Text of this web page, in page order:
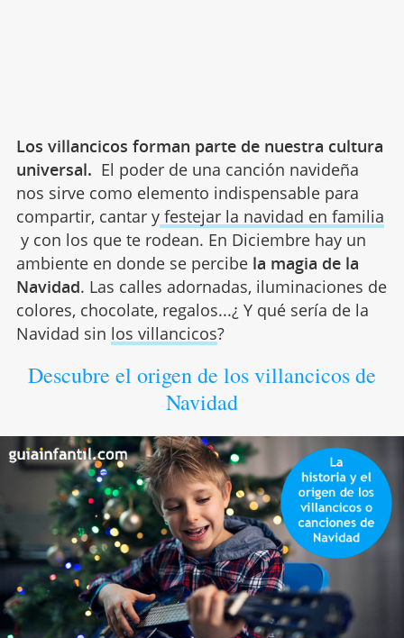
Los villancicos forman parte de nuestra cultura
universal. El poder de una canción navideña
nos sirve como elemento indispensable para
compartir, cantar yfestejar la navidad en familia
y con los que te rodean. En Diciembre hay un
ambiente en donde se percibela magia de la
Navidad. Las calles adornadas, iluminaciones de
colores, chocolate, regalos...¿ Y qué sería de la
Navidad sin los villancicos?
Descubre el origen de los villancicos de
Navidad